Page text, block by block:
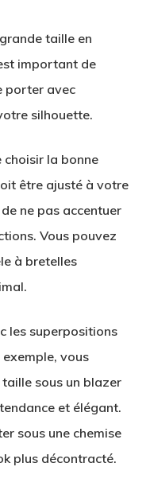
taille en
important de
porter avec
silhouette.
choisir la bonne
être ajusté à votre
ne pas accentuer
Vous pouvez
à bretelles
les superpositions
vous
sous un blazer
et élégant.
sous une chemise
plus décontracté.